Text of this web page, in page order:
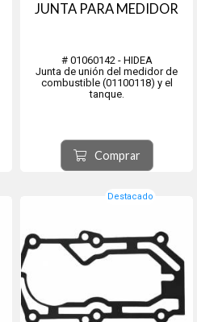
JUNTA PARA MEDIDOR
# 01060142 - HIDEA
Junta de unión del medidor de
combustible (01100118) y el
tanque.
Comprar
Destacado